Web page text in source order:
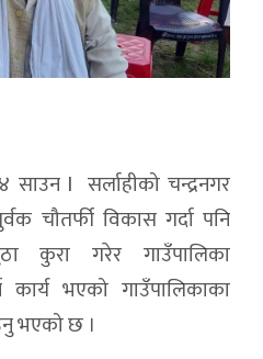
साउन l सर्लाहीको चन्द्रनगर
चौतर्फी विकास गर्दा पनि
कुरा गरेर गाउँपालिका
कार्य भएको गाउँपालिकाका
भएको छ ।